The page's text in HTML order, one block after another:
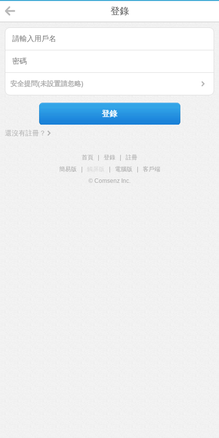
登錄
安全提問(未設置請忽略)
登錄
還沒有註冊？
首頁 登錄
註冊
簡易版
觸屏版 電腦版
客戶端
© Comsenz Inc.